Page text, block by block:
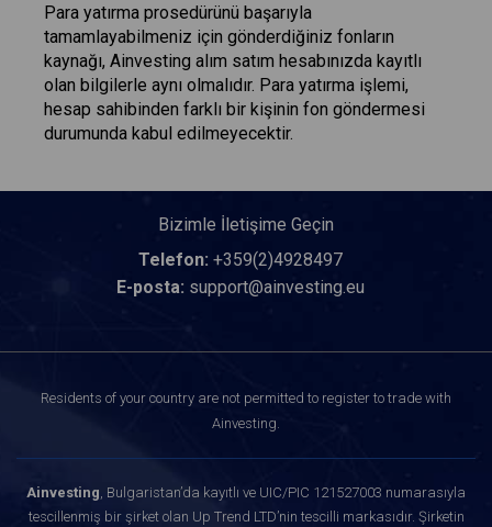
Para yatırma prosedürünü başarıyla
tamamlayabilmeniz için gönderdiğiniz fonların
kaynağı, Ainvesting alım satım hesabınızda kayıtlı
olan bilgilerle aynı olmalıdır. Para yatırma işlemi,
hesap sahibinden farklı bir kişinin fon göndermesi
durumunda kabul edilmeyecektir.
Bizimle İletişime Geçin
Telefon: +359(2)4928497
E-posta: support@ainvesting.eu
Residents of your country are not permitted to register to trade with
Ainvesting.
Ainvesting, Bulgaristan’da kayıtlı ve UIC/PIC 121527003 numarasıyla
tescillenmiş bir şirket olan Up Trend LTD’nin tescilli markasıdır. Şirketin